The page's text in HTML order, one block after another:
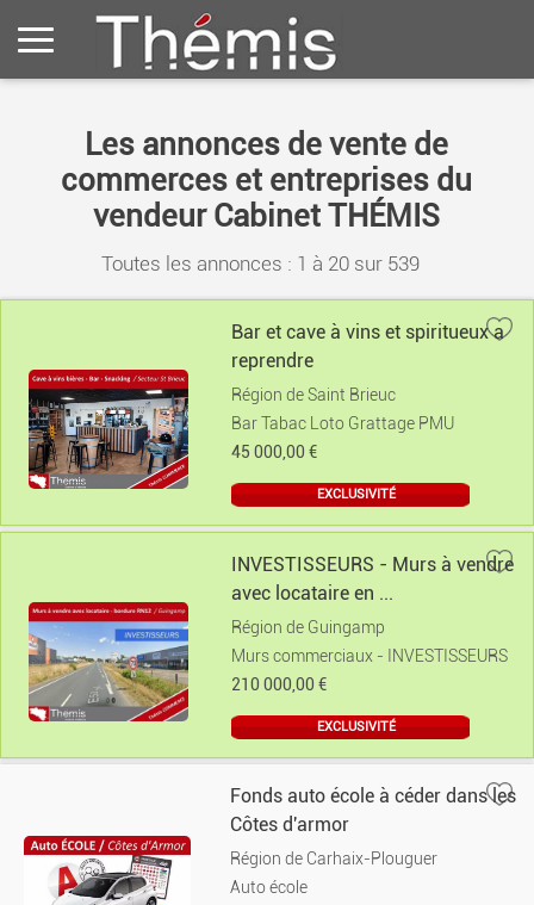
Les annonces de vente de
commerces et entreprises du
vendeur Cabinet THÉMIS
Toutes les annonces : 1 à 20 sur 539
Bar et cave à vins et spiritueux a
reprendre
Région de Saint Brieuc
Bar Tabac Loto Grattage PMU
45 000,00 €
EXCLUSIVITÉ
INVESTISSEURS - Murs à vendre
avec locataire en ...
Région de Guingamp
Murs commerciaux - INVESTISSEURS
210 000,00 €
EXCLUSIVITÉ
Fonds auto école à céder dans les
Côtes d'armor
Région de Carhaix-Plouguer
Auto école